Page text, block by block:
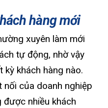
hàng mới
xuyên làm mới
tự động, nhờ vậy
khách hàng nào.
nối của doanh nghiệp
nhiều khách